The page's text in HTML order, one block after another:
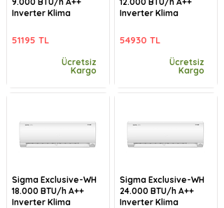
Inverter Klima
51195 TL
Ücretsiz
Kargo
Sigma Exclusive-WH
18.000 BTU/h A++
Inverter Klima
Inverter Klima
54930 TL
Ücretsiz
Kargo
Sigma Exclusive-WH
24.000 BTU/h A++
Inverter Klima